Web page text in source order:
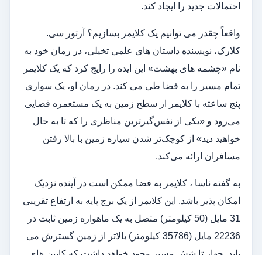
احتمالات جدید را ایجاد کند.
واقعاً چقدر می توانیم یک کلایمر بسازیم؟ آرتور سی.
کلارک، نویسنده داستان های علمی تخیلی، در رمان خود به
نام «چشمه های بهشت» این ایده را رایج کرد که یک کلایمر
تمام مسیر را به فضا طی می کند. در رمان او، یک سواری
پنج ساعته با کلایمر از سطح زمین به یک مستعمره فضایی
می‌رود و «یکی از نفس‌گیرترین مناظری را که تا به حال
خواهید دید» از کوچک‌تر شدن سیاره زمین با بالا رفتن
مسافران ارائه می‌کند.
به گفته ناسا ، کلایمر به فضا ممکن است در آینده نزدیک
امکان پذیر باشد. این کلایمر از یک برج پایه به ارتفاع تقریبی
31 مایل (50 کیلومتر) متصل به یک ماهواره زمین ثابت در
22236 مایل (35786 کیلومتر) بالاتر از زمین گسترش می